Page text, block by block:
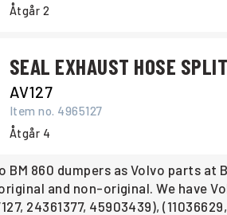
Åtgår 2
SEAL EXHAUST HOSE SPLIT
AV127
Item no. 4965127
Åtgår 4
860 dumpers as Volvo parts at
and non-original. We have
24361377, 45903439),